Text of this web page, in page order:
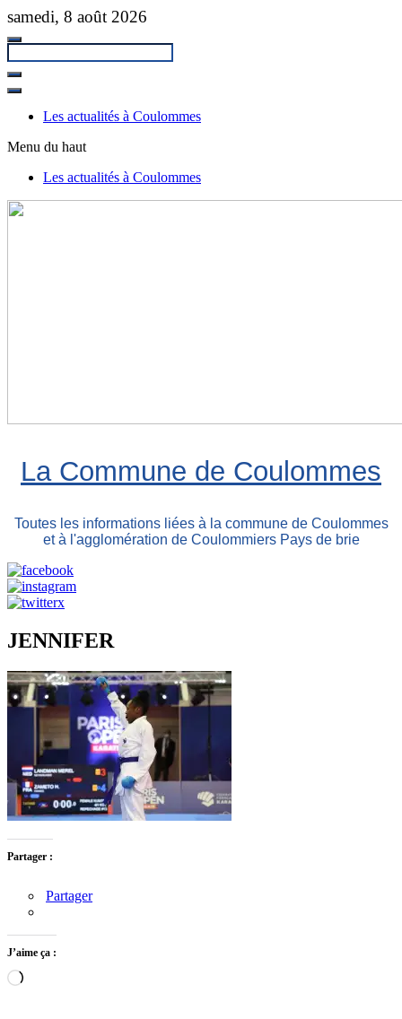
Passer
contenu
principal
samedi, 8 août 2026
Fermer
rechercheLes actualités à Coulommes
Menu du haut
Les actualités à Coulommes
La Commune de Coulommes
Toutes les informations liées à la commune de Coulommes
et à l'agglomération de Coulommiers Pays de brie
JENNIFER
Partager :
Partager
J’aime ça :
Chargement…